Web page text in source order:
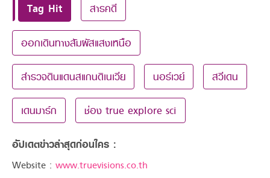
Tag Hit สารคดี
ออกเดินทางสัมผัสแสงเหนือ
สำรวจดินแดนสแกนดิเนเวีย นอร์เวย์ สวีเดน
เดนมาร์ก ช่อง true explore sci
อัปเดตข่าวล่าสุดก่อนใคร :
Website : www.truevisions.co.th